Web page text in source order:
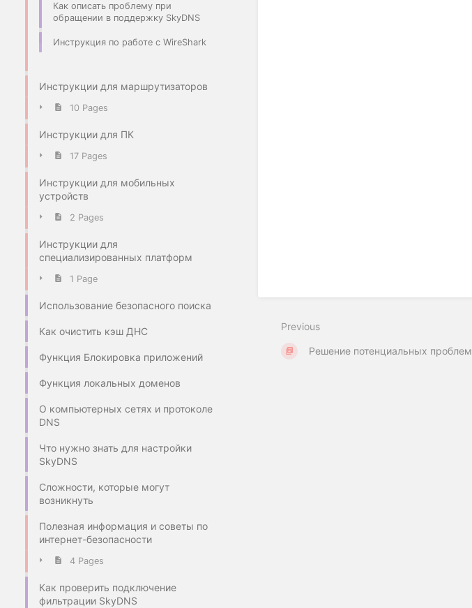
Как описать проблему при
обращении в поддержку SkyDNS
Инструкция по работе с WireShark
Инструкции для маршрутизаторов
10 Pages
Инструкции для ПК
17 Pages
Инструкции для мобильных
устройств
2 Pages
Инструкции для
специализированных платформ
1 Page
Использование безопасного поиска
Как очистить кэш ДНС
Функция Блокировка приложений
Функция локальных доменов
О компьютерных сетях и протоколе
DNS
Что нужно знать для настройки
SkyDNS
Сложности, которые могут
возникнуть
Полезная информация и советы по
интернет-безопасности
4 Pages
Как проверить подключение
фильтрации SkyDNS
Previous
Решение потенциальных проблем